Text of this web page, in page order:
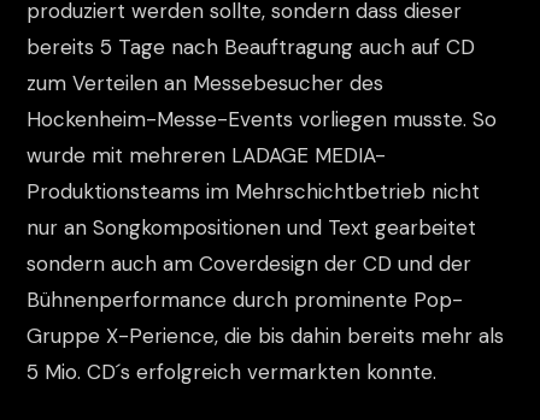
produziert werden sollte, sondern dass dieser
bereits 5 Tage nach Beauftragung auch auf CD
zum Verteilen an Messebesucher des
Hockenheim-Messe-Events vorliegen musste. So
wurde mit mehreren LADAGE MEDIA-
Produktionsteams im Mehrschichtbetrieb nicht
nur an Songkompositionen und Text gearbeitet
sondern auch am Coverdesign der CD und der
Bühnenperformance durch prominente Pop-
Gruppe X-Perience, die bis dahin bereits mehr als
5 Mio. CD´s erfolgreich vermarkten konnte.